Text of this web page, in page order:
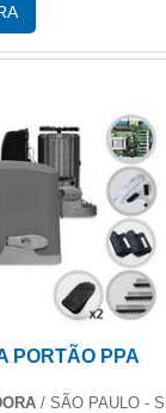
O
PORTÃO PPA
/ SÃO PAULO -